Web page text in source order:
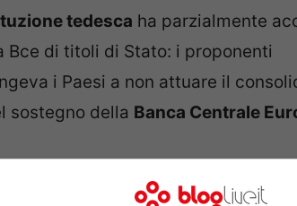
tedesca ha parzialmente
Bce di titoli di Stato: i proponenti
i Paesi a non attuare il
sostegno della Banca Centrale
>>>